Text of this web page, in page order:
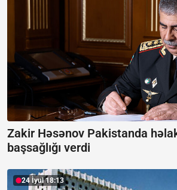
Zakir Həsənov Pakistanda
başsağlığı verdi
24 İyul 18:13